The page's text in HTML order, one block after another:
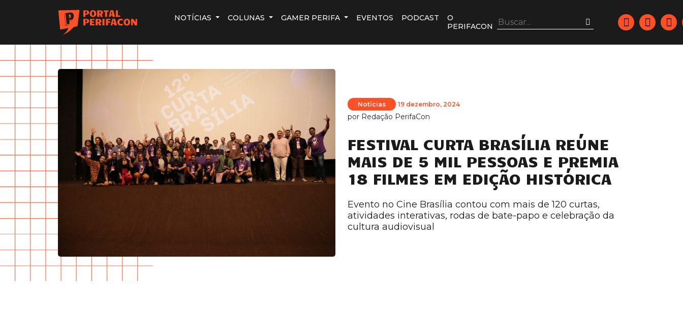
NOTÍCIAS COLUNAS GAMER PERIFA EVENTOS PODCAST
O
PERIFACON
Notícias 19 dezembro, 2024
por Redação PerifaCon
FESTIVAL CURTA BRASÍLIA REÚNE
MAIS DE 5 MIL PESSOAS E PREMIA
18 FILMES EM EDIÇÃO HISTÓRICA
Evento no Cine Brasília contou com mais de 120 curtas,
atividades interativas, rodas de bate-papo e celebração da
cultura audiovisual